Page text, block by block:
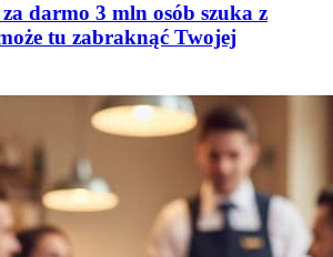
za darmo 3 mln osób szuka z
tu zabraknąć Twojej